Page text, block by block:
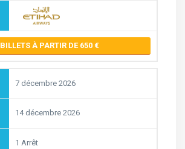
BILLETS À PARTIR DE 650
7 décembre 2026
14 décembre 2026
1 Arrêt